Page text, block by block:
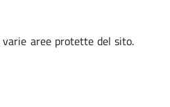
aree protette del sito.